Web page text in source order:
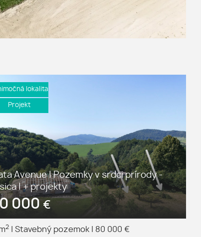
lokalita
Projekt
Avenue | Pozemky v srdci prírody -
| + projekty
000€
2 Stavebný pozemok 80 000 €